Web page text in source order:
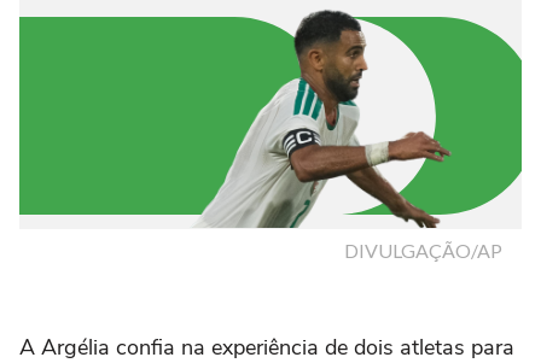
A Argélia confia na experiência de dois atletas para